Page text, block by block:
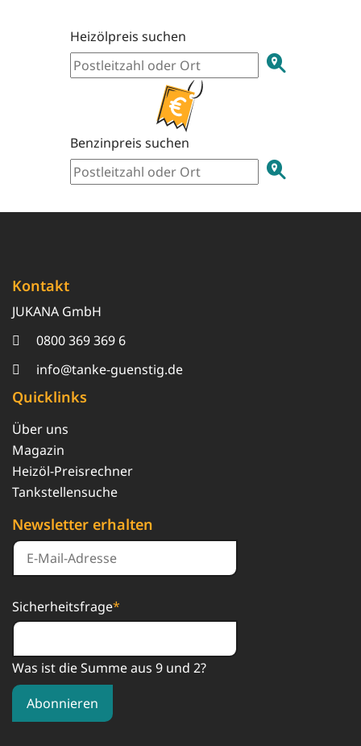
Heizölpreis suchen
Benzinpreis suchen
Kontakt
JUKANA GmbH
0800 369 369 6
info@tanke-guenstig.de
Quicklinks
Über uns
Magazin
Heizöl-Preisrechner
Tankstellensuche
Newsletter erhalten
Sicherheitsfrage*
Was ist die Summe aus 9 und 2?
Abonnieren